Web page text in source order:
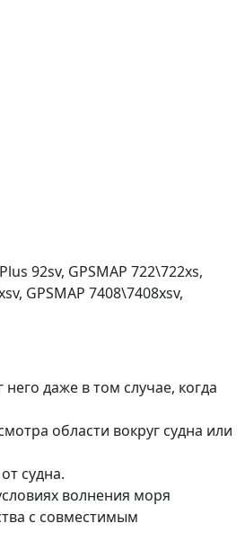
92sv, GPSMAP 722\722xs,
GPSMAP 7408\7408xsv,
даже в том случае, когда
области вокруг судна или
судна.
волнения моря
с совместимым